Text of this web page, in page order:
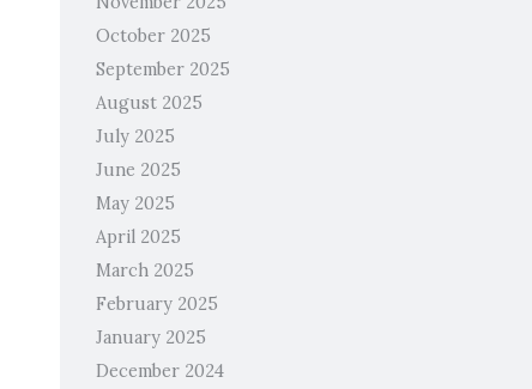
October 2025
September 2025
August 2025
July 2025
June 2025
May 2025
April 2025
March 2025
February 2025
January 2025
December 2024